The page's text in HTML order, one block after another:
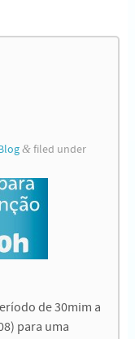
&filed under
de 30mim a
para uma